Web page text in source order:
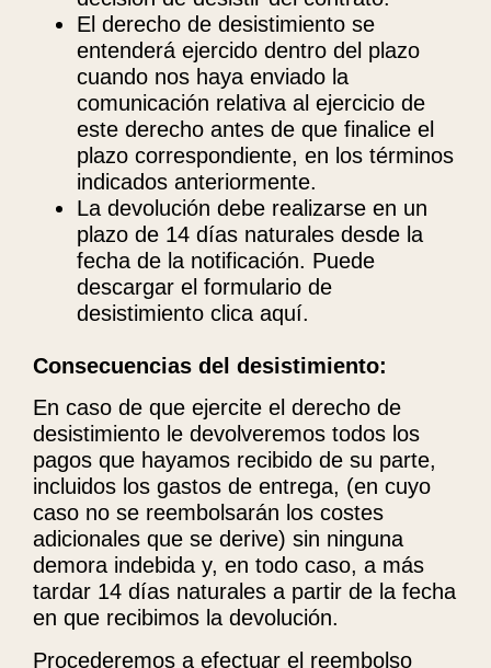
El derecho de desistimiento se
entenderá ejercido dentro del plazo
cuando nos haya enviado la
comunicación relativa al ejercicio de
este derecho antes de que finalice el
plazo correspondiente, en los términos
indicados anteriormente.
La devolución debe realizarse en un
plazo de 14 días naturales desde la
fecha de la notificación. Puede
descargar el formulario de
desistimiento clica aquí.
Consecuencias del desistimiento:
En caso de que ejercite el derecho de
desistimiento le devolveremos todos los
pagos que hayamos recibido de su parte,
incluidos los gastos de entrega, (en cuyo
caso no se reembolsarán los costes
adicionales que se derive) sin ninguna
demora indebida y, en todo caso, a más
tardar 14 días naturales a partir de la fecha
en que recibimos la devolución.
Procederemos a efectuar el reembolso